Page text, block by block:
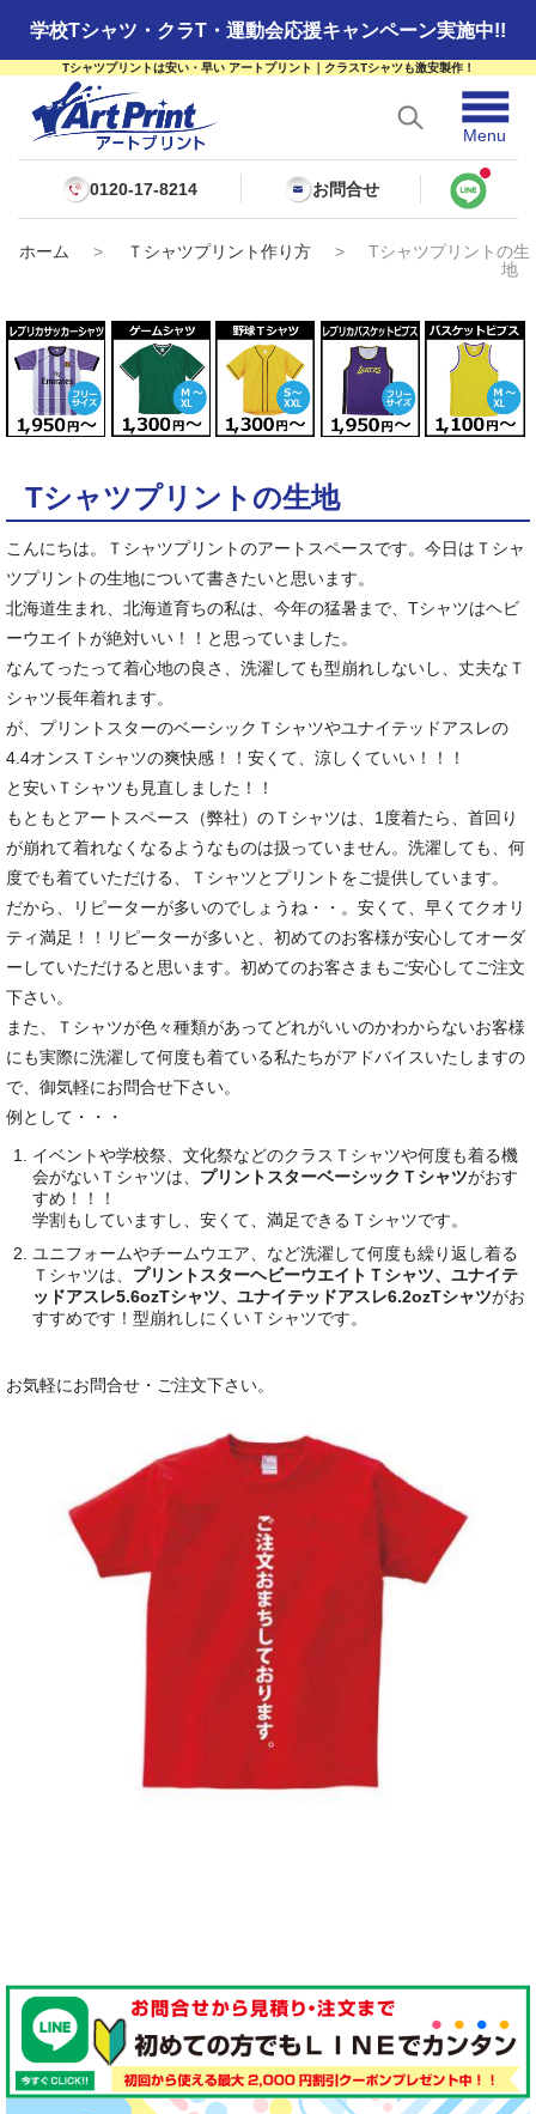
学校Tシャツ・クラT・運動会応援キャンペーン実施中!!
Tシャツプリントは安い・早い アートプリント｜クラスTシャツも激安製作！
☰
Menu
0120-17-8214 お問合せ
ホーム > Ｔシャツプリント作り方 >
Tシャツプリントの生
地
Tシャツプリントの生地
こんにちは。Ｔシャツプリントのアートスペースです。今日はＴシャ
ツプリントの生地について書きたいと思います。
北海道生まれ、北海道育ちの私は、今年の猛暑まで、Tシャツはヘビ
ーウエイトが絶対いい！！と思っていました。
なんてったって着心地の良さ、洗濯しても型崩れしないし、丈夫なＴ
シャツ長年着れます。
が、プリントスターのベーシックＴシャツやユナイテッドアスレの
4.4オンスＴシャツの爽快感！！安くて、涼しくていい！！！
と安いＴシャツも見直しました！！
もともとアートスペース（弊社）のＴシャツは、1度着たら、首回り
が崩れて着れなくなるようなものは扱っていません。洗濯しても、何
度でも着ていただける、Ｔシャツとプリントをご提供しています。
だから、リピーターが多いのでしょうね・・。安くて、早くてクオリ
ティ満足！！リピーターが多いと、初めてのお客様が安心してオーダ
ーしていただけると思います。初めてのお客さまもご安心してご注文
下さい。
また、Ｔシャツが色々種類があってどれがいいのかわからないお客様
にも実際に洗濯して何度も着ている私たちがアドバイスいたしますの
で、御気軽にお問合せ下さい。
例として・・・
イベントや学校祭、文化祭などのクラスＴシャツや何度も着る機
会がないＴシャツは、 プリントスターベーシックＴシャツがおす
すめ！！！
学割もしていますし、安くて、満足できるＴシャツです。
ユニフォームやチームウエア、など洗濯して何度も繰り返し着る
Ｔシャツは、 プリントスターヘビーウエイトＴシャツ、ユナイテ
ッドアスレ5.6ozTシャツ、ユナイテッドアスレ6.2ozTシャツがお
すすめです！型崩れしにくいＴシャツです。
お気軽にお問合せ・ご注文下さい。